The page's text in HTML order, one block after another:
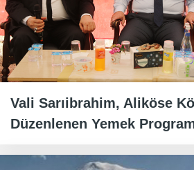
Vali Sarıibrahim, Aliköse
Düzenlenen Yemek